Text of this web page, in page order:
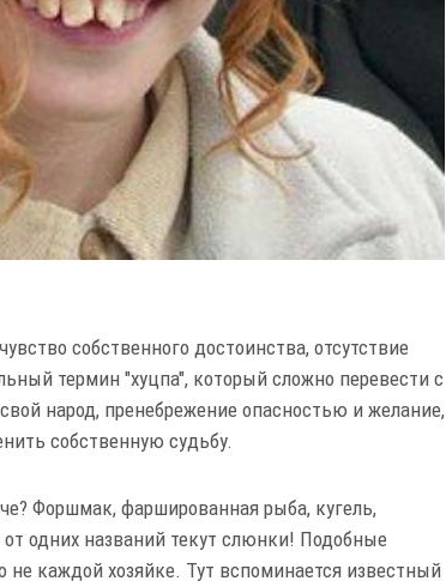
собственного достоинства, отсутствие
термин "хуцпа", который сложно перевести с
народ, пренебрежение опасностью и желание,
собственную судьбу.
Форшмак, фаршированная рыба, кугель,
одних названий текут слюнки! Подобные
каждой хозяйке. Тут вспоминается известный